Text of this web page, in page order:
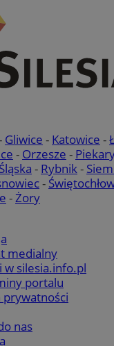
Gliwice - Katowice -
- Orzesze -
- Rybnik-
-
-Żory
medialny
w silesia.info.pl
portalu
prywatności
nas